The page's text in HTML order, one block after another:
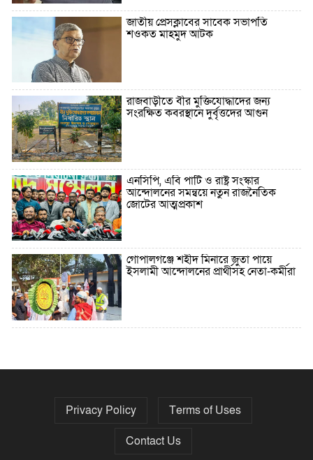
জাতীয় প্রেসক্লাবের সাবেক সভাপতি
শওকত মাহমুদ আটক
রাজবাড়ীতে বীর মুক্তিযোদ্ধাদের জন্য
সংরক্ষিত কবরস্থানে দুর্বৃত্তদের আগুন
এনসিপি, এবি পার্টি ও রাষ্ট্র সংস্কার
আন্দোলনের সমন্বয়ে নতুন রাজনৈতিক
জোটের আত্মপ্রকাশ
গোপালগঞ্জে শহীদ মিনারে জুতা পায়ে
ইসলামী আন্দোলনের প্রার্থীসহ নেতা-কর্মীরা
নির্বাচনের তফসিল ৮-১৫ ডিসেম্বরের মধ্যে
Privacy Policy
Terms of Uses
Contact Us